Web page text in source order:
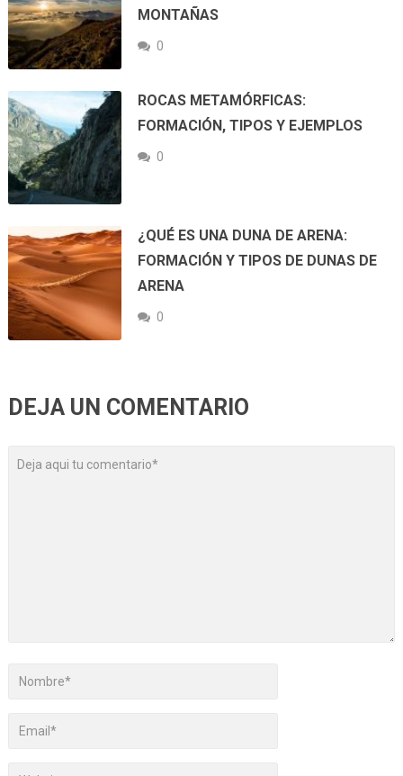
MONTAÑAS
0
ROCAS METAMÓRFICAS:
FORMACIÓN, TIPOS Y EJEMPLOS
0
¿QUÉ ES UNA DUNA DE ARENA:
FORMACIÓN Y TIPOS DE DUNAS DE
ARENA
0
DEJA UN COMENTARIO